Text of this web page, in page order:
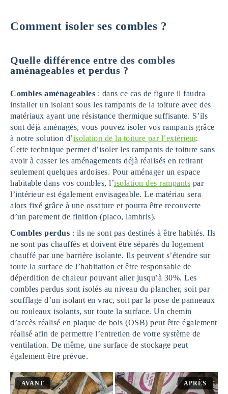
Comment isoler ses combles ?
Quelle différence entre des combles
aménageables et perdus ?
Combles aménageables : dans ce cas de figure il faudra
installer un isolant sous les rampants de la toiture avec des
matériaux ayant une résistance thermique suffisante. S’ils
sont déjà aménagés, vous pouvez isoler vos rampants grâce
à notre solution d’isolation de la toiture par l’extérieur.
Cette technique permet d’isoler les rampants de toiture sans
avoir à casser les aménagements déjà réalisés en retirant
seulement quelques ardoises. Pour aménager un espace
habitable dans vos combles, l’isolation des rampants par
l’intérieur est également envisageable. Le matériau sera
alors fixé grâce à une ossature et pourra être recouverte
d’un parement de finition (placo, lambris).
Combles perdus : ils ne sont pas destinés à être habités. Ils
ne sont pas chauffés et doivent être séparés du logement
chauffé par une barrière isolante. Ils peuvent s’étendre sur
toute la surface de l’habitation et être responsable de
déperdition de chaleur pouvant aller jusqu’à 30%. Les
combles perdus sont isolés au niveau du plancher, soit par
soufflage d’un isolant en vrac, soit par la pose de panneaux
ou rouleaux isolants, sur toute la surface. Un chemin
d’accès réalisé en plaque de bois (OSB) peut être également
réalisé afin de permettre l’entretien de votre système de
ventilation. De même, une surface de stockage peut
également être prévue.
AVANT APRÈS